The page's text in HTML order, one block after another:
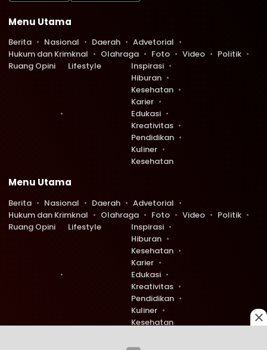
Menu Utama
Berita Nasional Daerah
Advetorial
Hukum dan Krimknal
Olahraga Foto Video
Politik
Ruang Opini
Lifestyle
Inspirasi
Hiburan
Kesehatan
Karier
Edukasi
Kreativitas
Pendidikan
Kuliner
Kesehatan
Menu Utama
Berita Nasional Daerah
Advetorial
Hukum dan Krimknal
Olahraga Foto Video
Politik
Ruang Opini
Lifestyle
Inspirasi
Hiburan
Kesehatan
Karier
Edukasi
Kreativitas
Pendidikan
Kuliner
Kesehatan